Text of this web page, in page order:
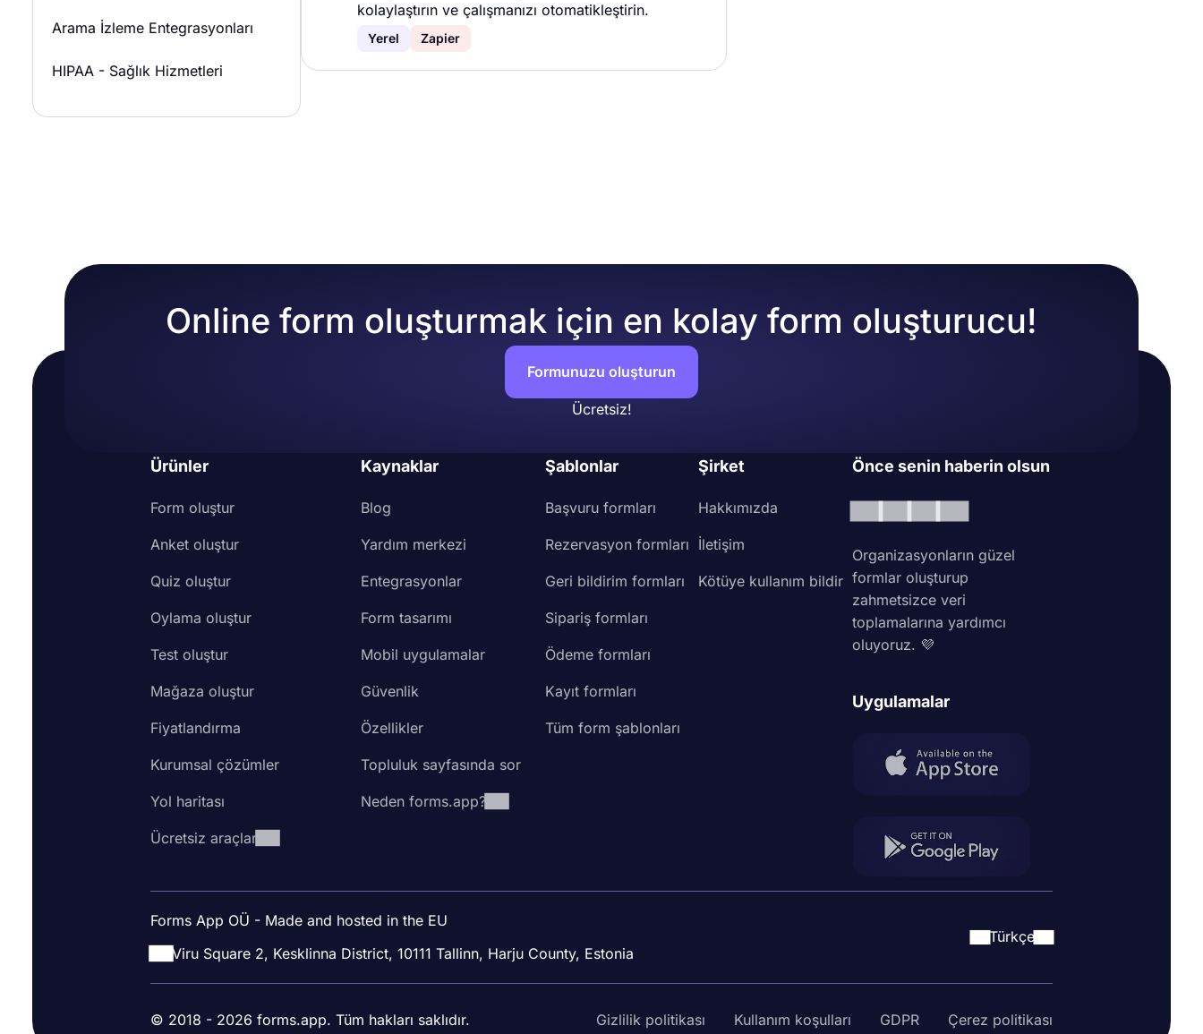
Arama İzleme Entegrasyonları
HIPAA - Sağlık Hizmetleri
kolaylaştırın ve çalışmanızı otomatikleştirin.
Yerel Zapier
Online form oluşturmak için en kolay form oluşturucu!
Formunuzu oluşturun
Ücretsiz!
Ürünler
Form oluştur
Anket oluştur
Quiz oluştur
Oylama oluştur
Test oluştur
Mağaza oluştur
Fiyatlandırma
Kurumsal çözümler
Yol haritası
Ücretsiz araçlar
Kaynaklar
Blog
Yardım merkezi
Entegrasyonlar
Form tasarımı
Mobil uygulamalar
Güvenlik
Özellikler
Topluluk sayfasında sor
Neden forms.app?
Şablonlar
Başvuru formları
Rezervasyon formları
Geri bildirim formları
Sipariş formları
Ödeme formları
Kayıt formları
Tüm form şablonları
Şirket
Hakkımızda
İletişim
Kötüye kullanım bildir
Önce senin haberin olsun
Organizasyonların güzel
formlar oluşturup
zahmetsizce veri
toplamalarına yardımcı
oluyoruz. 💜
Uygulamalar
Forms App OÜ - Made and hosted in the EU
Viru Square 2, Kesklinna District, 10111 Tallinn, Harju County, Estonia
Türkçe
© 2018 - 2026 forms.app. Tüm hakları saklıdır. Gizlilik politikası Kullanım koşulları GDPR Çerez politikası